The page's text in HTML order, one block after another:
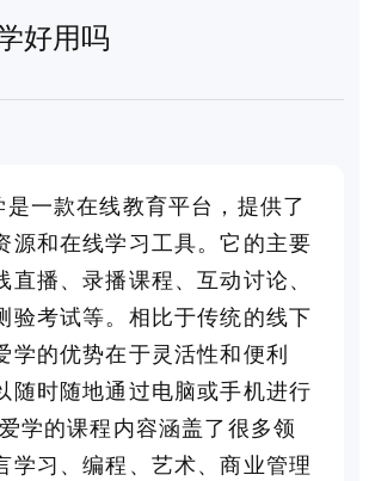
好用吗
是一款在线教育平台，提供了
源和在线学习工具。它的主要
直播、录播课程、互动讨论、
验考试等。相比于传统的线下
学的优势在于灵活性和便利
随时随地通过电脑或手机进行
学的课程内容涵盖了很多领
学习、编程、艺术、商业管理